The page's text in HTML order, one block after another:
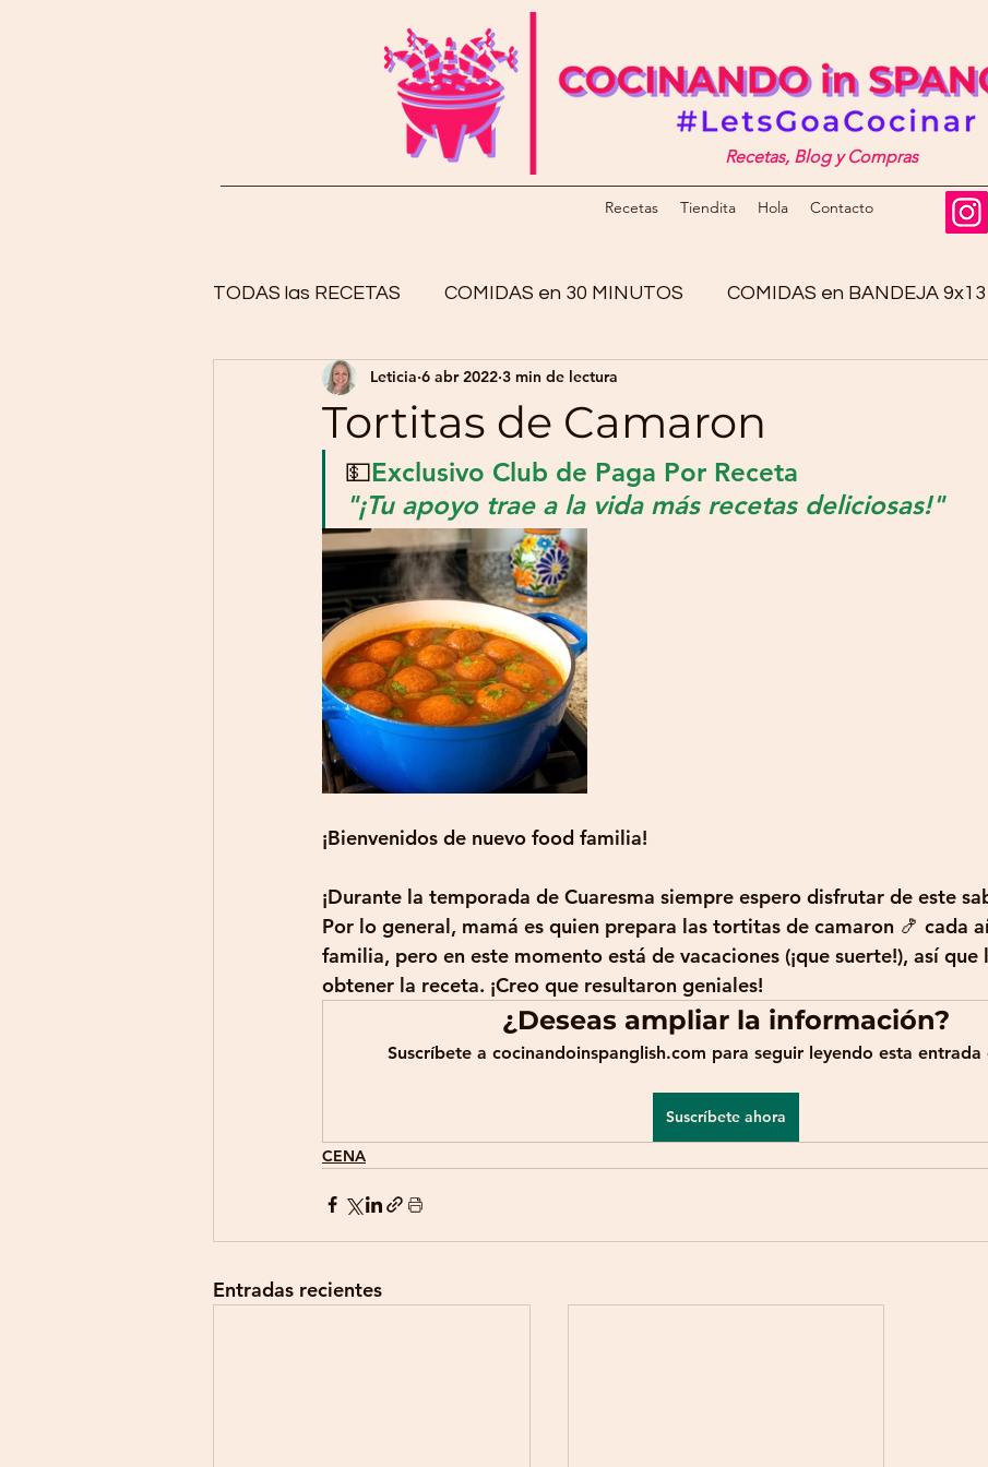
Recetas, Blog y Compras
Recetas Tiendita Hola Contacto
TODAS las RECETAS COMIDAS en 30 MINUTOS COMIDAS en BANDEJA 9x13
DESAYUNO OPCIONES VEGANAS
ACOMPAÑANTES BEBIDAS GUISADOS
Tortitas de Camaron
Leticia 6 abr 2022 3 min de lectura
💵Exclusivo Club de Paga Por
"¡Tu apoyo trae a la vida más recetas deliciosas!"
¡Bienvenidos de nuevo food familia!
¡Durante la temporada de Cuaresma siempre espero disfrutar de este
Por lo general, mamá es quien prepara las tortitas de camaron 🍤 cada
familia, pero en este momento está de vacaciones (¡que suerte!), así que
obtener la receta. ¡Creo que resultaron geniales!
¿Deseas ampliar la información?
Suscríbete a cocinandoinspanglish.com para seguir leyendo esta entrada
Suscríbete ahora
CENA
Entradas recientes